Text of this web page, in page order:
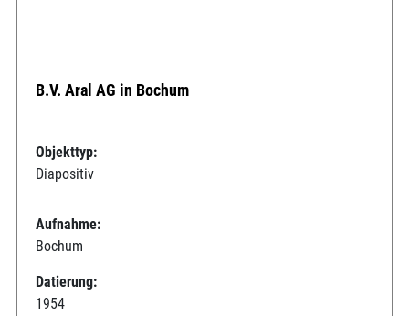
B.V. Aral AG in Bochum
Objekttyp:
Diapositiv
Aufnahme:
Bochum
Datierung:
1954